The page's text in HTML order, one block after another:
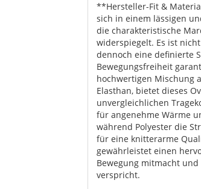
**Hersteller-Fit &
sich in einem lässigen
die charakteristische
widerspiegelt. Es ist
dennoch eine definierte
Bewegungsfreiheit
hochwertigen Mischung
Elasthan, bietet dieses
unvergleichlichen
für angenehme Wärme
während Polyester die
für eine knitterarme
gewährleistet einen
Bewegung mitmacht
verspricht.